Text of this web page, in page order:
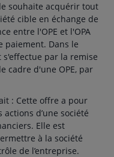
souhaite acquérir tout
cible en échange de
entre l'OPE et l'OPA
paiement. Dans le
s'effectue par la remise
cadre d'une OPE, par
: Cette offre a pour
d’une société
Elle est
à la société
de l’entreprise.